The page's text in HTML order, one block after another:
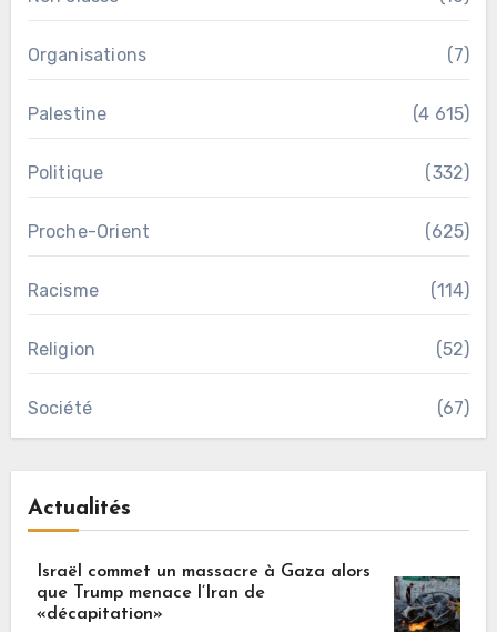
Organisations (7)
Palestine (4 615)
Politique (332)
Proche-Orient (625)
Racisme (114)
Religion (52)
Société (67)
Actualités
Israël commet un massacre à Gaza alors
que Trump menace l’Iran de
«décapitation»